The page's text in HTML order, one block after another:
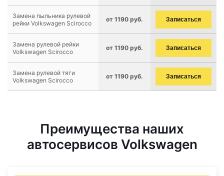
Замена пыльника рулевой
рейки Volkswagen Scirocco
от 1190 руб. Записаться
Замена рулевой рейки
Volkswagen Scirocco
от 1190 руб. Записаться
Замена рулевой тяги
Volkswagen Scirocco
от 1190 руб. Записаться
Преимущества наших
автосервисов Volkswagen